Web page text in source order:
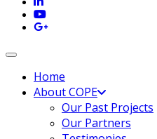
Toggle navigation
Home
About COPE
Our Past Projects
Our Partners